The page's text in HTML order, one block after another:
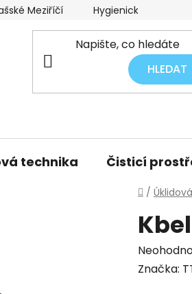
Meziříčí Hygienický audit
HLEDAT
technika Čisticí
Domů
/
Průměrné
Značka: